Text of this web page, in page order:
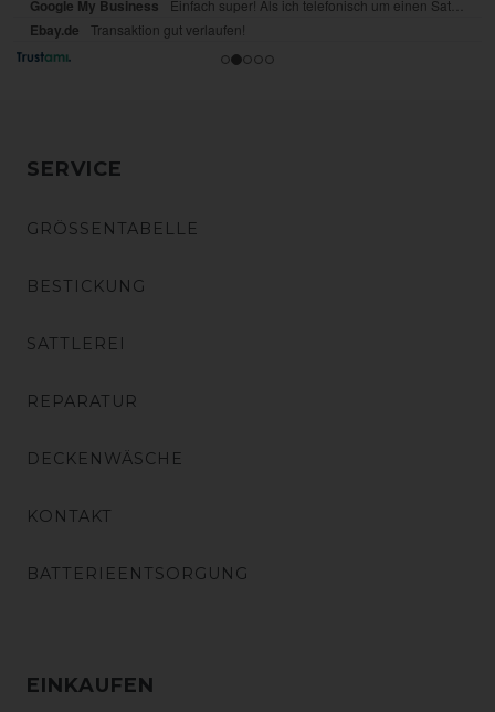
SERVICE
GRÖSSENTABELLE
BESTICKUNG
SATTLEREI
REPARATUR
DECKENWÄSCHE
KONTAKT
BATTERIEENTSORGUNG
EINKAUFEN